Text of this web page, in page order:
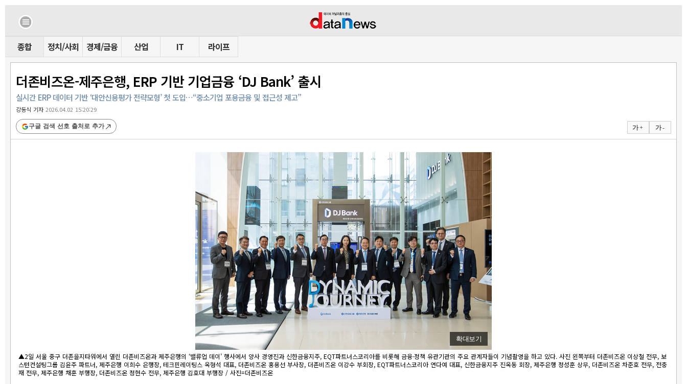
종합 정치/사회 경제/금융 산업 IT 라이프
더존비즈온-제주은행, ERP 기반 기업금융 ‘DJ Bank’ 출시
실시간 ERP 데이터 기반 ‘대안신용평가 전략모형’ 첫 도입…“중소기업 포용금융 및 접근성 제고”
강동식 기자2026.04.02 15:20:29
가 + 가 -
구글 검색 선호 출처로 추가
확대보기
▲2일 서울 중구 더존을지타워에서 열린 더존비즈온과 제주은행의 ‘밸류업 데이’ 행사에서 양사 경영진과 신한금융지주, EQT파트너스코리아를 비롯해 금융·정책 유관기관의 주요 관계자들이 기념촬영을 하고 있다. 사진 왼쪽부터 더존비즈온 이상철 전무, 보
스턴컨설팅그룹 김윤주 파트너, 제주은행 이희수 은행장, 테크핀레이팅스 옥형석 대표, 더존비즈온 홍용선 부사장, 더존비즈온 이강수 부회장, EQT파트너스코리아 연다예 대표, 신한금융지주 진옥동 회장, 제주은행 정성훈 상무, 더존비즈온 차준호 전무, 전충
재 전무, 제주은행 채훈 부행장, 더존비즈온 정현수 전무, 제주은행 김호대 부행장 / 사진=더존비즈온